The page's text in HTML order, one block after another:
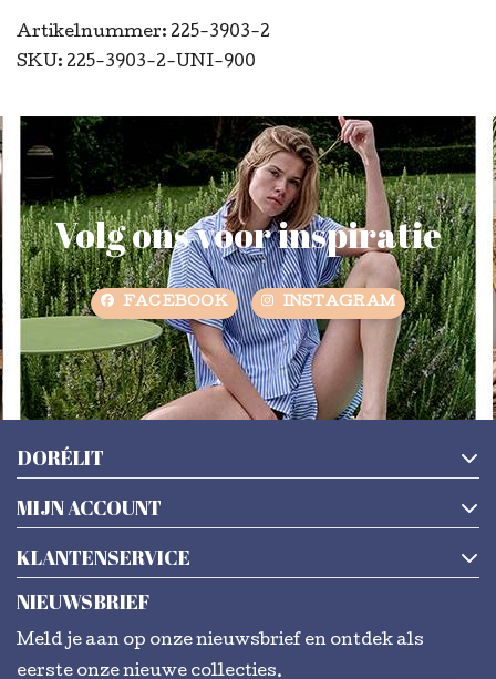
Artikelnummer: 225-3903-2
SKU: 225-3903-2-UNI-900
Volg ons voor inspiratie
FACEBOOK INSTAGRAM
DORÉLIT
MIJN ACCOUNT
KLANTENSERVICE
NIEUWSBRIEF
Meld je aan op onze nieuwsbrief en ontdek als
eerste onze nieuwe collecties.